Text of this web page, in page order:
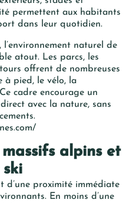
permettent aux habitants
dans leur quotidien.
naturel de
atout. Les parcs, les
offrent de nombreuses
à pied, le vélo, la
cadre encourage un
avec la nature, sans
alpins et
ski
d’une proximité immédiate
En moins d’une